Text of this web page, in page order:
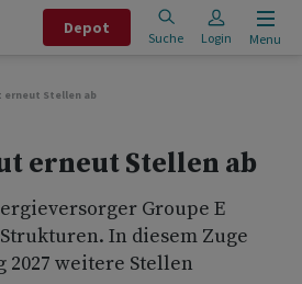
Depot
Suche Login Menu
erneut Stellen ab
erneut Stellen ab
Groupe E
In diesem Zuge
weitere Stellen